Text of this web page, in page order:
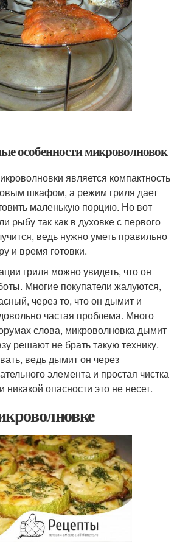
особенности микроволновок
является компактность
шкафом, а режим гриля дает
маленькую порцию. Но вот
рыбу так как в духовке с первого
ведь нужно уметь правильно
и время готовки.
гриля можно увидеть, что он
Многие покупатели жалуются,
через то, что он дымит и
частая проблема. Много
слова, микроволновка дымит
решают не брать такую технику.
ведь дымит он через
элемента и простая чистка
никакой опасности это не несет.